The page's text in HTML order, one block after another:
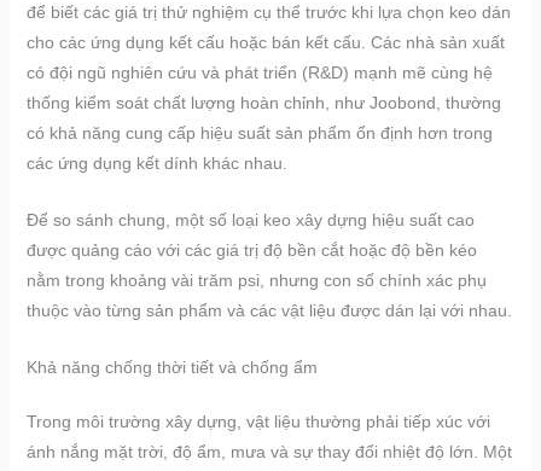
để biết các giá trị thử nghiệm cụ thể trước khi lựa chọn keo dán
cho các ứng dụng kết cấu hoặc bán kết cấu. Các nhà sản xuất
có đội ngũ nghiên cứu và phát triển (R&D) mạnh mẽ cùng hệ
thống kiểm soát chất lượng hoàn chỉnh, như Joobond, thường
có khả năng cung cấp hiệu suất sản phẩm ổn định hơn trong
các ứng dụng kết dính khác nhau.
Để so sánh chung, một số loại keo xây dựng hiệu suất cao
được quảng cáo với các giá trị độ bền cắt hoặc độ bền kéo
nằm trong khoảng vài trăm psi, nhưng con số chính xác phụ
thuộc vào từng sản phẩm và các vật liệu được dán lại với nhau.
Khả năng chống thời tiết và chống ẩm
Trong môi trường xây dựng, vật liệu thường phải tiếp xúc với
ánh nắng mặt trời, độ ẩm, mưa và sự thay đổi nhiệt độ lớn. Một